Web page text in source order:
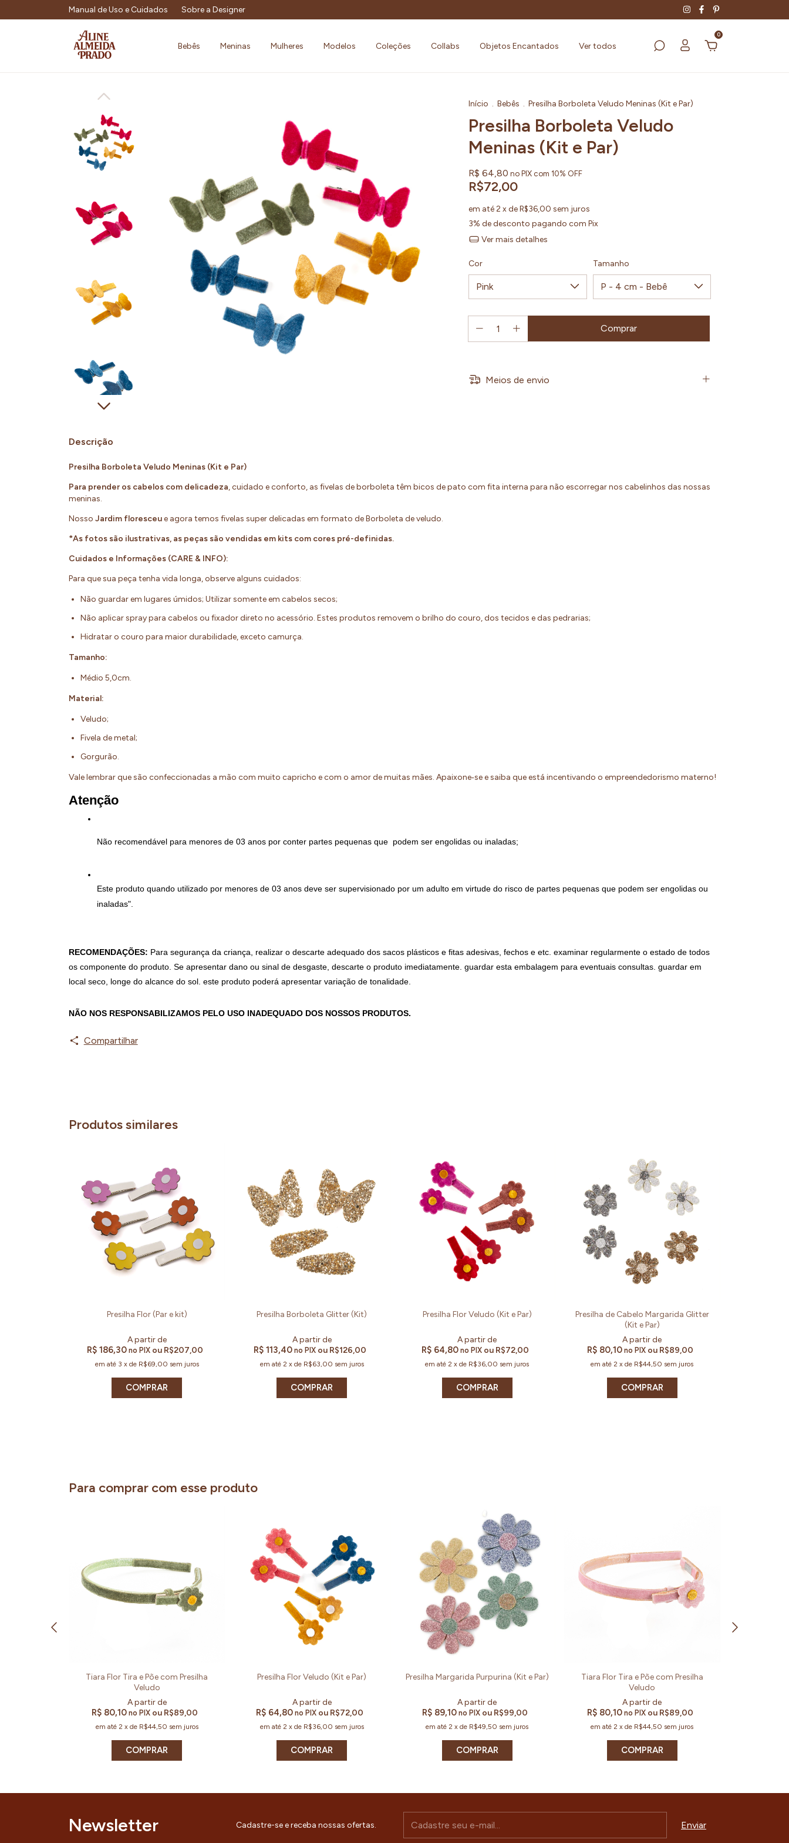
Manual de Uso e Cuidados Sobre a Designer
Bebês Meninas Mulheres Modelos Coleções Collabs Objetos Encantados Ver todos
0
Início . Bebês . Presilha Borboleta Veludo Meninas (Kit e Par)
Presilha Borboleta Veludo
Meninas (Kit e Par)
R$ 64,80 no PIX com 10% OFF
R$72,00
em até2 x deR$36,00 sem juros
3% de desconto pagando com Pix
Ver mais detalhes
Cor Tamanho
Meios de envio
Descrição
Presilha Borboleta Veludo Meninas (Kit e Par)
Para prender os cabelos com delicadeza, cuidado e conforto, as fivelas de borboleta têm bicos de pato com fita interna para não escorregar nos cabelinhos das nossas
meninas.
Nosso Jardim floresceue agora temos fivelas super delicadas em formato de Borboleta de veludo.
*As fotos são ilustrativas, as peças são vendidas em kits com cores pré-definidas.
Cuidados e Informações (CARE & INFO):
Para que sua peça tenha vida longa, observe alguns cuidados:
Não guardar em lugares úmidos; Utilizar somente em cabelos secos;
Não aplicar spray para cabelos ou fixador direto no acessório. Estes produtos removem o brilho do couro, dos tecidos e das pedrarias;
Hidratar o couro para maior durabilidade, exceto camurça.
Tamanho:
Médio 5,0cm.
Material:
Veludo;
Fivela de metal;
Gorgurão.
Vale lembrar que são confeccionadas a mão com muito capricho e com o amor de muitas mães. Apaixone‐se e saiba que está incentivando o empreendedorismo materno!
Atenção
Não recomendável para menores de 03 anos por conter partes pequenas que  podem ser engolidas ou inaladas;
Este produto quando utilizado por menores de 03 anos deve ser supervisionado por um adulto em virtude do risco de partes pequenas que podem ser engolidas ou
inaladas".
RECOMENDAÇÕES: Para segurança da criança, realizar o descarte adequado dos sacos plásticos e fitas adesivas, fechos e etc. examinar regularmente o estado de todos
os componente do produto. Se apresentar dano ou sinal de desgaste, descarte o produto imediatamente. guardar esta embalagem para eventuais consultas. guardar em
local seco, longe do alcance do sol. este produto poderá apresentar variação de tonalidade.
NÃO NOS RESPONSABILIZAMOS PELO USO INADEQUADO DOS NOSSOS PRODUTOS.
Compartilhar
Produtos similares
Presilha Flor (Par e kit)
R$ 186,30no PIX ou R$207,00
em até 3 x de R$69,00 sem juros
COMPRAR
Presilha Borboleta Glitter (Kit)
R$ 113,40no PIX ou R$126,00
em até 2 x de R$63,00 sem juros
COMPRAR
Presilha Flor Veludo (Kit e Par)
R$ 64,80no PIX ou R$72,00
em até2 xde R$36,00 sem juros
COMPRAR
Presilha de Cabelo Margarida Glitter
(Kit e Par)
R$ 80,10no PIX ou R$89,00
em até2 xde R$44,50 sem juros
COMPRAR
Para comprar com esse produto
Tiara Flor Tira e Põe com Presilha
Veludo
R$ 80,10 no PIX ou R$89,00
em até 2 x de R$44,50 sem juros
COMPRAR
Presilha Flor Veludo (Kit e Par)
R$ 64,80 no PIX ou R$72,00
em até 2 x de R$36,00 sem juros
COMPRAR
Presilha Margarida Purpurina (Kit e Par)
R$ 89,10 no PIX ou R$99,00
em até2 xde R$49,50 sem juros
COMPRAR
Tiara Flor Tira e Põe com Presilha
Veludo
R$ 80,10no PIX ou R$89,00
em até2 xde R$44,50 sem juros
COMPRAR
Newsletter Cadastre-se e receba nossas ofertas.